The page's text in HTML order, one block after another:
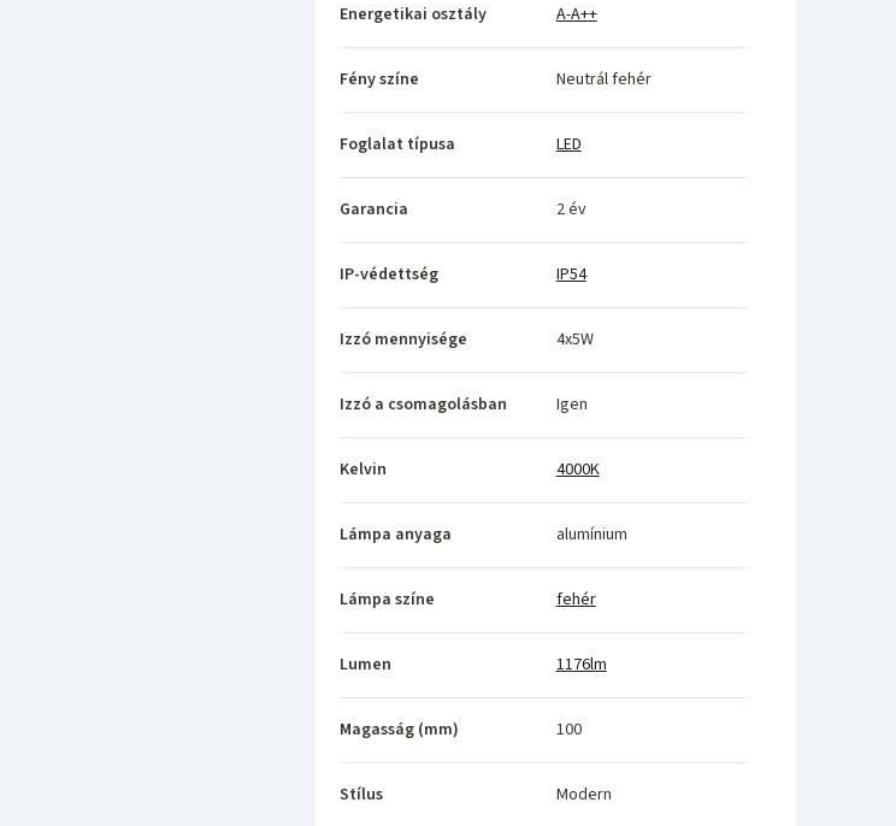
Energetikai osztály A-A++
Fény színe Neutrál fehér
Foglalat típusa LED
Garancia 2 év
IP-védettség IP54
Izzó mennyisége 4x5W
Izzó a csomagolásban Igen
Kelvin 4000K
Lámpa anyaga alumínium
Lámpa színe fehér
Lumen 1176lm
Magasság (mm) 100
Stílus Modern